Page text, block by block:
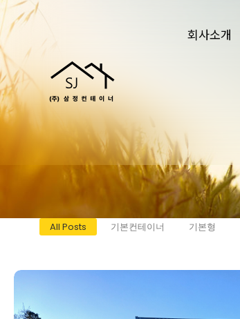
회사소개
All Posts 기본컨테이너 기본형